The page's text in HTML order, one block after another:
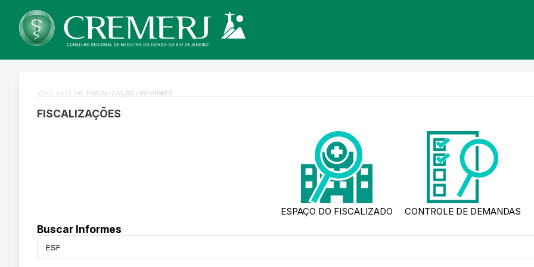
VOCÊ ESTÁ EM: FISCALIZAÇÃO / INFORMES
FISCALIZAÇÕES
ESPAÇO DO FISCALIZADO CONTROLE DE DEMANDAS
Buscar Informes